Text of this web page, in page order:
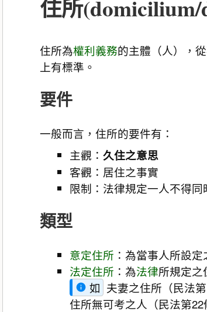
住所
住所為權利義務的主體（人），
上有標準。
要件
一般而言，住所的要件有：
主觀：久住之意思
客觀：居住之事實
限制：法律規定一人不得同
類型
意定住所 ：為當事人所設定
法定住所 ：為法律所規定之
如 夫妻之住所（民法
住所無可考之人（民法第